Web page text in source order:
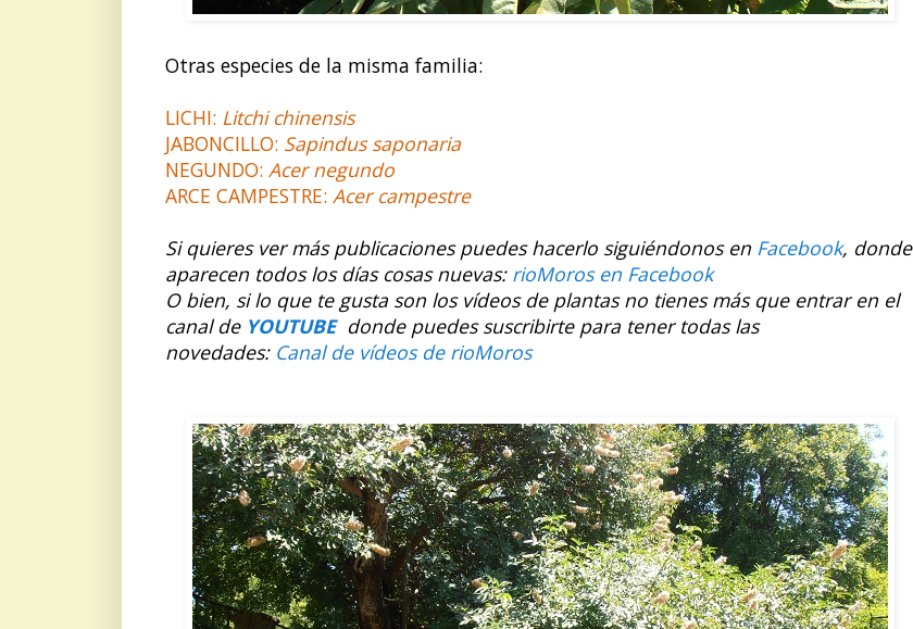
Otras especies de la misma familia:
LICHI: Litchi chinensis
JABONCILLO: Sapindus saponaria
NEGUNDO: Acer negundo
ARCE CAMPESTRE: Acer campestre
Si quieres ver más publicaciones puedes hacerlo siguiéndonos en Facebook, donde
aparecen todos los días cosas nuevas: rioMoros en Facebook
O bien, si lo que te gusta son los vídeos de plantas no tienes más que entrar en el
canal de YOUTUBEdonde puedes suscribirte para tener todas las
novedades: Canal de vídeos de rioMoros